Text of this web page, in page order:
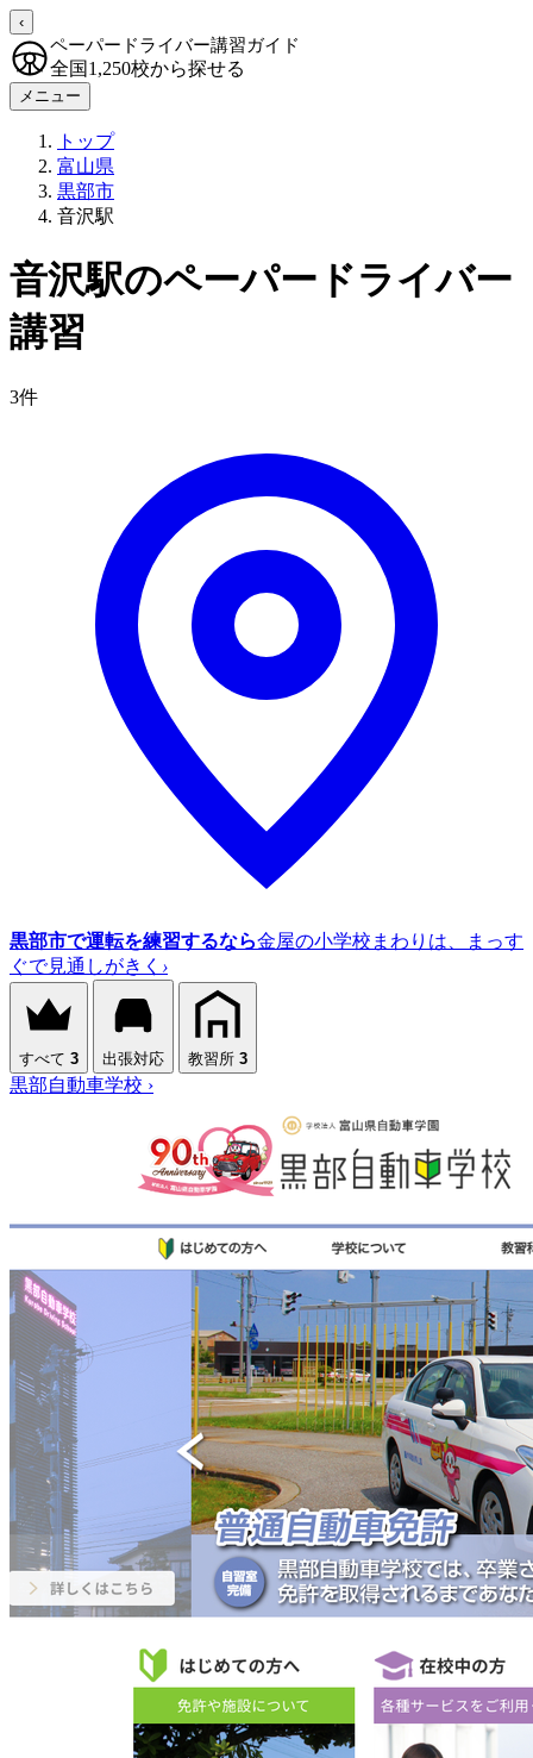
‹
ペーパードライバー講習ガイド
全国1,250校から探せる
メニュー
トップ
富山県
黒部市
音沢駅
音沢駅のペーパードライバー
講習
3件
黒部市で運転を練習するなら金屋の小学校まわりは、まっす
ぐで見通しがきく ›
すべて 3 出張対応 教習所 3
黒部自動車学校 ›